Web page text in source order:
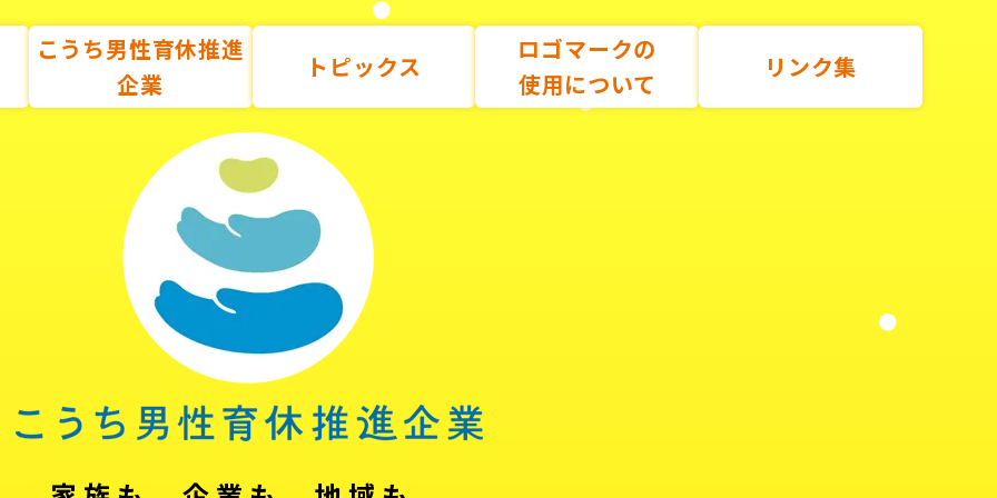
こうち男性育休推進
企業
トピックス
ロゴマークの
使用について
リンク集